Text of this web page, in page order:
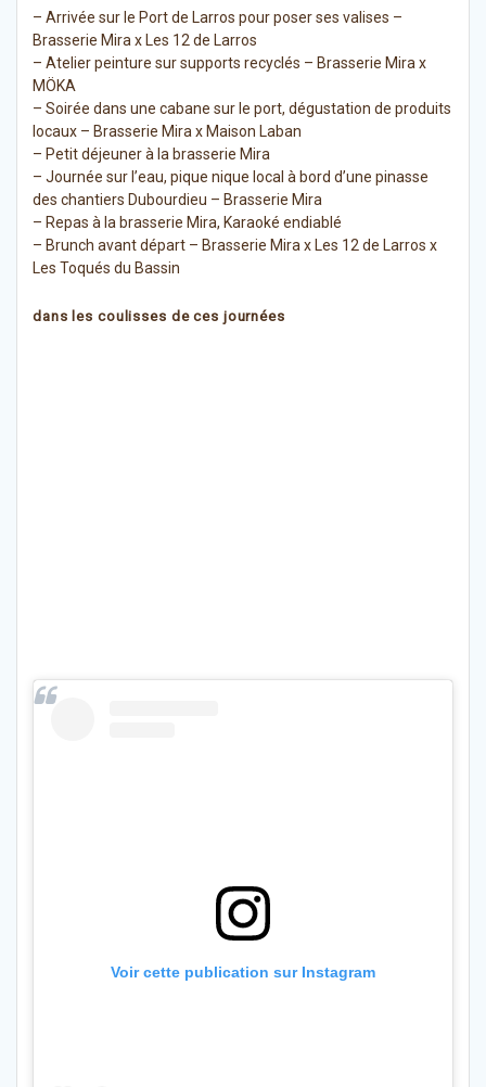
– Arrivée sur le Port de Larros pour poser ses valises –
Brasserie Mira x Les 12 de Larros
– Atelier peinture sur supports recyclés – Brasserie Mira x
MÖKA
– Soirée dans une cabane sur le port, dégustation de produits
locaux – Brasserie Mira x Maison Laban
– Petit déjeuner à la brasserie Mira
– Journée sur l’eau, pique nique local à bord d’une pinasse
des chantiers Dubourdieu – Brasserie Mira
– Repas à la brasserie Mira, Karaoké endiablé
– Brunch avant départ – Brasserie Mira x Les 12 de Larros x
Les Toqués du Bassin
dans les coulisses de ces journées
Voir cette publication sur Instagram